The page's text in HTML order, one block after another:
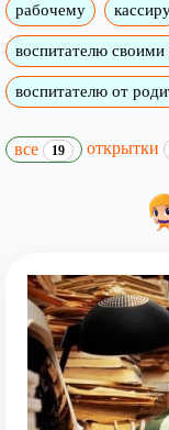
рабочему
воспитателю своими
воспитателю от
все 19 открытки